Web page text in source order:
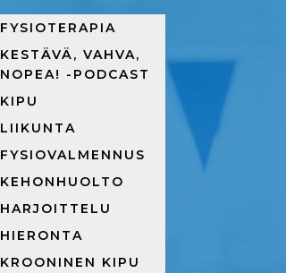
FYSIOTERAPIA
KESTÄVÄ, VAHVA,
NOPEA! -PODCAST
KIPU
LIIKUNTA
FYSIOVALMENNUS
KEHONHUOLTO
HARJOITTELU
HIERONTA
KROONINEN KIPU